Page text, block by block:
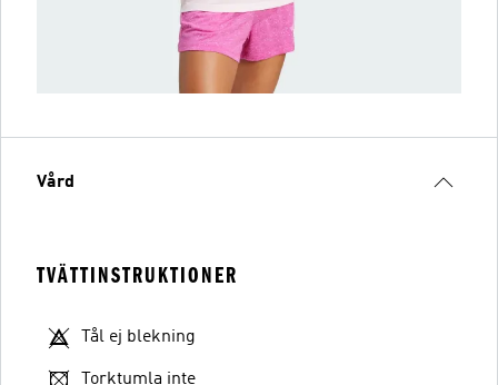
Vård
TVÄTTINSTRUKTIONER
Tål ej blekning
Torktumla inte